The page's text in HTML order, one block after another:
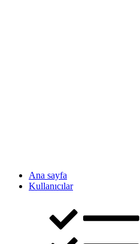
Ana sayfa
Kullanıcılar